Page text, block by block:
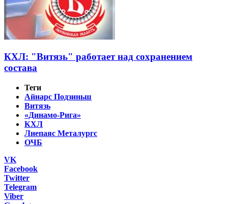
КХЛ: "Витязь" работает над сохранением
состава
Теги
Айнарс Подзиньш
Витязь
«Динамо-Рига»
КХЛ
Лиепаяс Металургс
ОЧБ
VK
Facebook
Twitter
Telegram
Viber